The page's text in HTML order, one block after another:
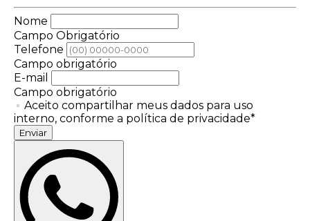
Nome
Campo Obrigatório
Telefone
Campo obrigatório
E-mail
Campo obrigatório
Aceito compartilhar meus dados para uso
interno, conforme a política de privacidade*
Enviar